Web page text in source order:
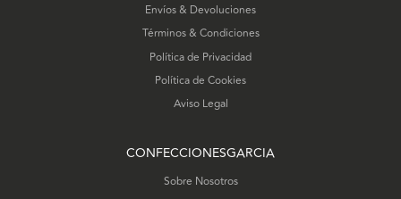
Envíos & Devoluciones
Términos & Condiciones
Política de Privacidad
Política de Cookies
Aviso Legal
CONFECCIONESGARCIA
Sobre Nosotros